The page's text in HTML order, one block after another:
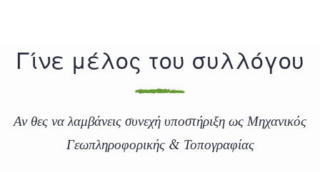
Γίνε μέλος του συλλόγου
Αν θες να λαμβάνεις συνεχή υποστήριξη ως Μηχανικός
Γεωπληροφορικής & Τοπογραφίας